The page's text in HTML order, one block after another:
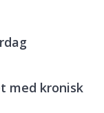
med kronisk